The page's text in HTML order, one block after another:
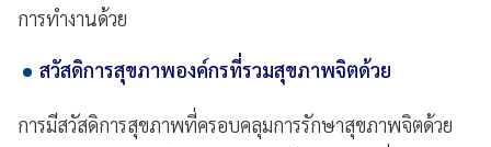
การทำงานด้วย
สวัสดิการสุขภาพองค์กรที่รวมสุขภาพจิตด้วย
การมีสวัสดิการสุขภาพที่ครอบคลุมการรักษาสุขภาพจิตด้วย